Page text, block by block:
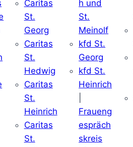
Caritas
St.
Georg
Caritas
St.
Hedwig
Caritas
St.
Heinrich
Caritas
St.
h und
St.
Meinolf
kfd St.
Georg
kfd St.
Heinrich
Fraueng
espräch
skreis